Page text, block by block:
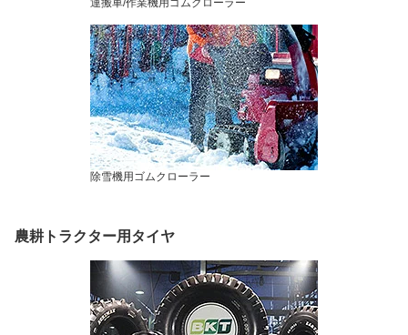
除雪機用ゴムクローラー
農耕トラクター用タイヤ